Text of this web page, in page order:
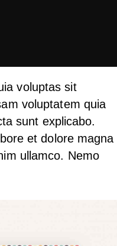
voluptas sit
voluptatem quia
sunt explicabo.
et dolore magna
ullamco. Nemo